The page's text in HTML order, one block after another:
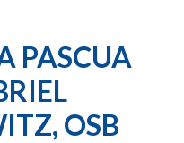
PASCUA
OSB